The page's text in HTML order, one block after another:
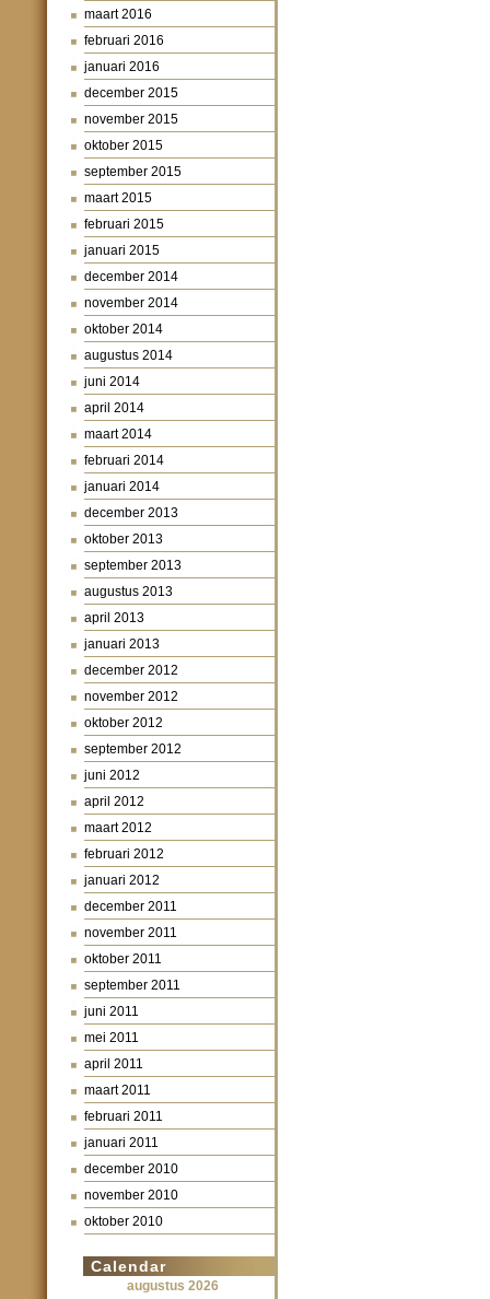
maart 2016
februari 2016
januari 2016
december 2015
november 2015
oktober 2015
september 2015
maart 2015
februari 2015
januari 2015
december 2014
november 2014
oktober 2014
augustus 2014
juni 2014
april 2014
maart 2014
februari 2014
januari 2014
december 2013
oktober 2013
september 2013
augustus 2013
april 2013
januari 2013
december 2012
november 2012
oktober 2012
september 2012
juni 2012
april 2012
maart 2012
februari 2012
januari 2012
december 2011
november 2011
oktober 2011
september 2011
juni 2011
mei 2011
april 2011
maart 2011
februari 2011
januari 2011
december 2010
november 2010
oktober 2010
Calendar
augustus 2026